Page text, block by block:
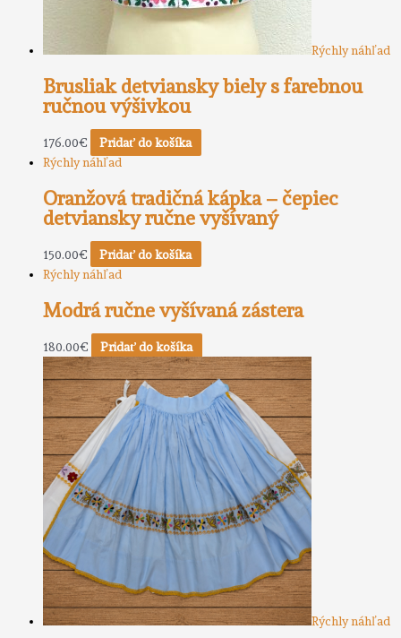
Rýchly náhľad
Brusliak detviansky biely s farebnou
ručnou výšivkou
176.00€
Pridať do košíka
Rýchly náhľad
Oranžová tradičná kápka – čepiec
detviansky ručne vyšívaný
150.00€
Pridať do košíka
Rýchly náhľad
Modrá ručne vyšívaná zástera
180.00€ Pridať do košíka
Rýchly náhľad